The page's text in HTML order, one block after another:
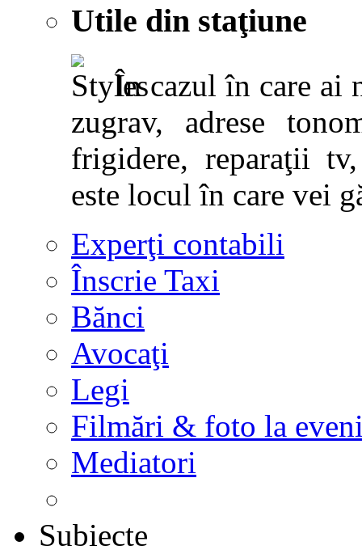
Utile din staţiune
În cazul în care ai
zugrav, adrese
frigidere, reparaţii
este locul în care vei
Experţi contabili
Înscrie Taxi
Bănci
Avocaţi
Legi
Filmări & foto la
Mediatori
Subiecte